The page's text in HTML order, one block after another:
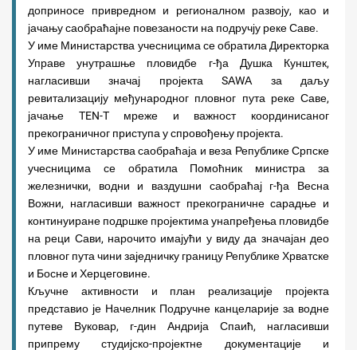
доприносе привредном и регионалном развоју, као и
јачању саобраћајне повезаности на подручју реке Саве.
У име Министарства учесницима се обратила Директорка
Управе унутрашње пловидбе г-ђа Душка Кунштек,
нагласивши значај пројекта SАWА за даљу
ревитализацију међународног пловног пута реке Саве,
јачање TEN-T мреже и важност координисаног
прекограничног приступа у спровођењу пројекта.
У име Министарства саобраћаја и веза Републике Српске
учесницима се обратила Помоћник министра за
железнички, водни и ваздушни саобраћај г-ђа Весна
Вожни, нагласивши важност прекограничне сарадње и
континуиране подршке пројектима унапређења пловидбе
на реци Сави, нарочито имајући у виду да значајан део
пловног пута чини заједничку границу Републике Хрватске
и Босне и Херцеговине.
Кључне активности и план реализације пројекта
представио је Начелник Подручне канцеларије за водне
путеве Вуковар, г-дин Андрија Спаић, нагласивши
припрему студијско-пројектне документације и